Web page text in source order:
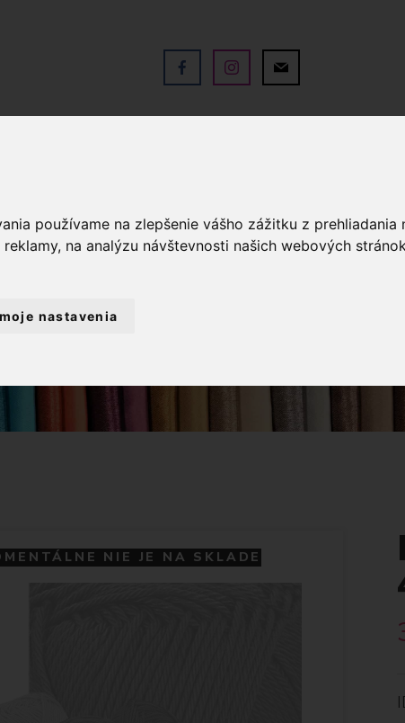
používame na zlepšenie vášho zážitku z
na analýzu návštevnosti našich webových
nastavenia
NIE JE NA SKLADE